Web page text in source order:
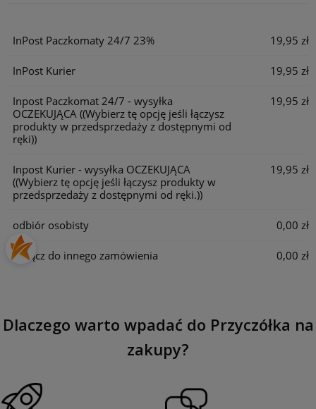
InPost Paczkomaty 24/7 23% 19,95 zł
InPost Kurier 19,95 zł
Inpost Paczkomat 24/7 - wysyłka
OCZEKUJĄCA((Wybierz tę opcję jeśli łączysz
produkty w przedsprzedaży z dostępnymi od
ręki))
19,95 zł
Inpost Kurier - wysyłka OCZEKUJĄCA
((Wybierz tę opcję jeśli łączysz produkty w
przedsprzedaży z dostępnymi od ręki.))
19,95 zł
odbiór osobisty 0,00 zł
Dołącz do innego zamówienia 0,00 zł
Dlaczego warto wpadać do Przyczółka na
zakupy?